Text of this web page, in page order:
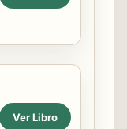
Ver Libro